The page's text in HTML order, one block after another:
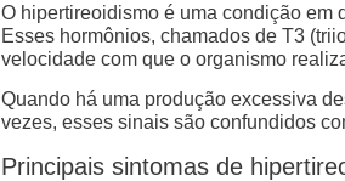
O hipertireoidismo é uma condição em
Esses hormônios, chamados de T3
velocidade com que o organismo
Quando há uma produção excessiva
vezes, esses sinais são confundidos
Principais sintomas de